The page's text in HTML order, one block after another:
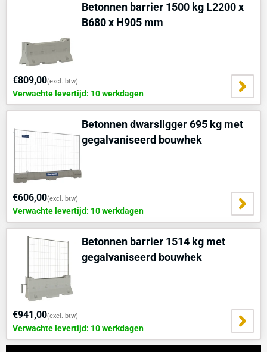
Betonnen barrier 1500 kg L2200 x
B680 x H905 mm
€809,00(excl. btw)
Verwachte levertijd: 10 werkdagen
Betonnen dwarsligger 695 kg met
gegalvaniseerd bouwhek
€606,00(excl. btw)
Verwachte levertijd: 10 werkdagen
Betonnen barrier 1514 kg met
gegalvaniseerd bouwhek
€941,00(excl. btw)
Verwachte levertijd: 10 werkdagen